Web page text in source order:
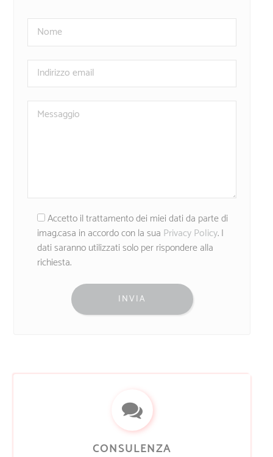
Accetto il trattamento dei miei dati da parte di
imag.casa in accordo con la sua Privacy Policy. I
dati saranno utilizzati solo per rispondere alla
richiesta.
CONSULENZA